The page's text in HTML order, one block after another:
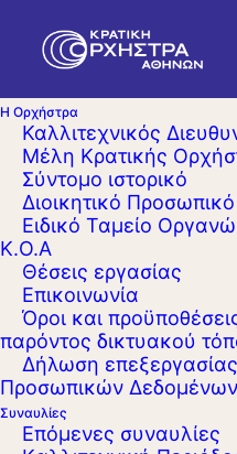
Η Ορχήστρα
Καλλιτεχνικός
Μέλη Κρατικής
Σύντομο ιστορικό
Διοικητικό Προσωπικό
Ειδικό Ταμείο
Κ.Ο.Α
Θέσεις εργασίας
Επικοινωνία
Όροι και
παρόντος δικτυακού
Δήλωση
Προσωπικών Δεδομένων
Συναυλίες
Επόμενες συναυλίες